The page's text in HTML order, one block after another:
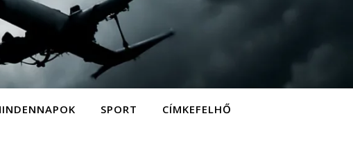
SPORT CÍMKEFELHŐ